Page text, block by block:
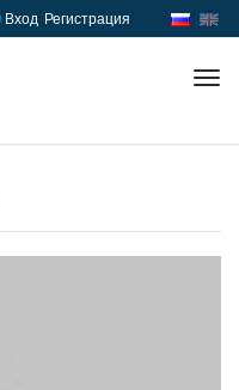
Вход Регистрация